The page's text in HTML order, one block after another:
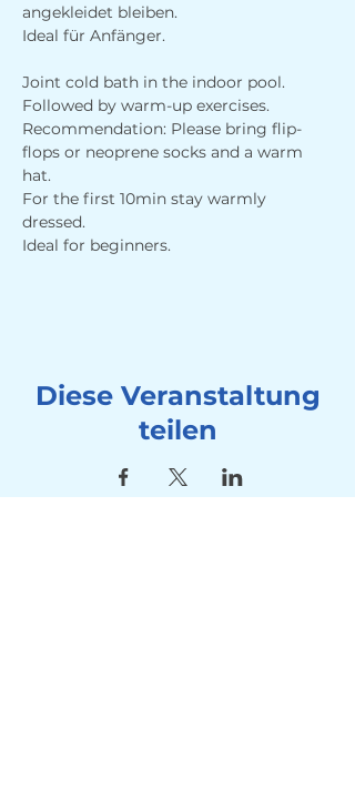
angekleidet bleiben.
Ideal für Anfänger.
Joint cold bath in the indoor pool.
Followed by warm-up exercises.
Recommendation: Please bring flip-
flops or neoprene socks and a warm
hat.
For the first 10min stay warmly
dressed.
Ideal for beginners.
Diese Veranstaltung
teilen